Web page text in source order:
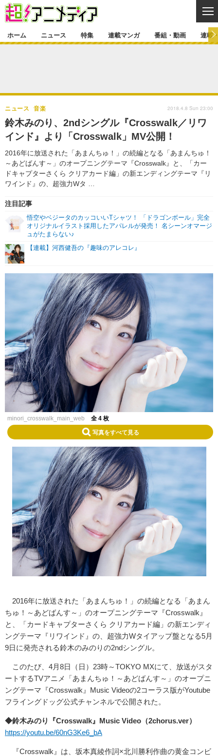
ゲーム・アプリ マンガ
グッズ イベント
声優 コスプレ
舞台 新帝スタ
特集一覧 カバー
ラキりす
連載マンガ
番組・動画
番組・動画一覧 ラジオ
動画
連載・ブログ
連載・ブログ一覧 コラム
編集部ブログ・お知らせ
ホーム ニュース 特集 連載マンガ 番組・動画 連載
鈴木みのり、2ndシングル『Crosswalk／リワ
インド』より「Crosswalk」MV公開！
2016年に放送された「あまんちゅ！」の続編となる「あまんちゅ！
～あどばんす～」のオープニングテーマ『Crosswalk』と、「カー
ドキャプターさくら クリアカード編」の新エンディングテーマ『リ
ワインド』の、超強力Wタ …
ニュース 音楽
注目記事
悟空やベジータのカッコいいTシャツ！ 「ドラゴンボール」完全
オリジナルイラスト採用したアパレルが発売！ 名シーンオマージ
ュがたまらない♪
【連載】河西健吾の『趣味のアレコレ』
2018.4.8 Sun 23:00
minori_crosswalk_main_web 全 4 枚
写真をすべて見る
2016年に放送された「あまんちゅ！」の続編となる「あまん
ちゅ！～あどばんす～」のオープニングテーマ『Crosswalk』
と、「カードキャプターさくら クリアカード編」の新エンディ
ングテーマ『リワインド』の、超強力Wタイアップ盤となる5月
9日に発売される鈴木のみのりの2ndシングル。
このたび、4月8日（日）23時～TOKYO MXにて、放送がスタ
ートするTVアニメ「あまんちゅ！～あどばんす～」のオープニ
ングテーマ『Crosswalk』Music Videoの2コーラス版がYoutube
フライングドッグ公式チャンネルで公開された。
◆鈴木みのり『Crosswalk』Music Video（2chorus.ver）
https://youtu.be/60nG3Ke6_bA
『Crosswalk』は、坂本真綾作詞×北川勝利作曲の黄金コンビ